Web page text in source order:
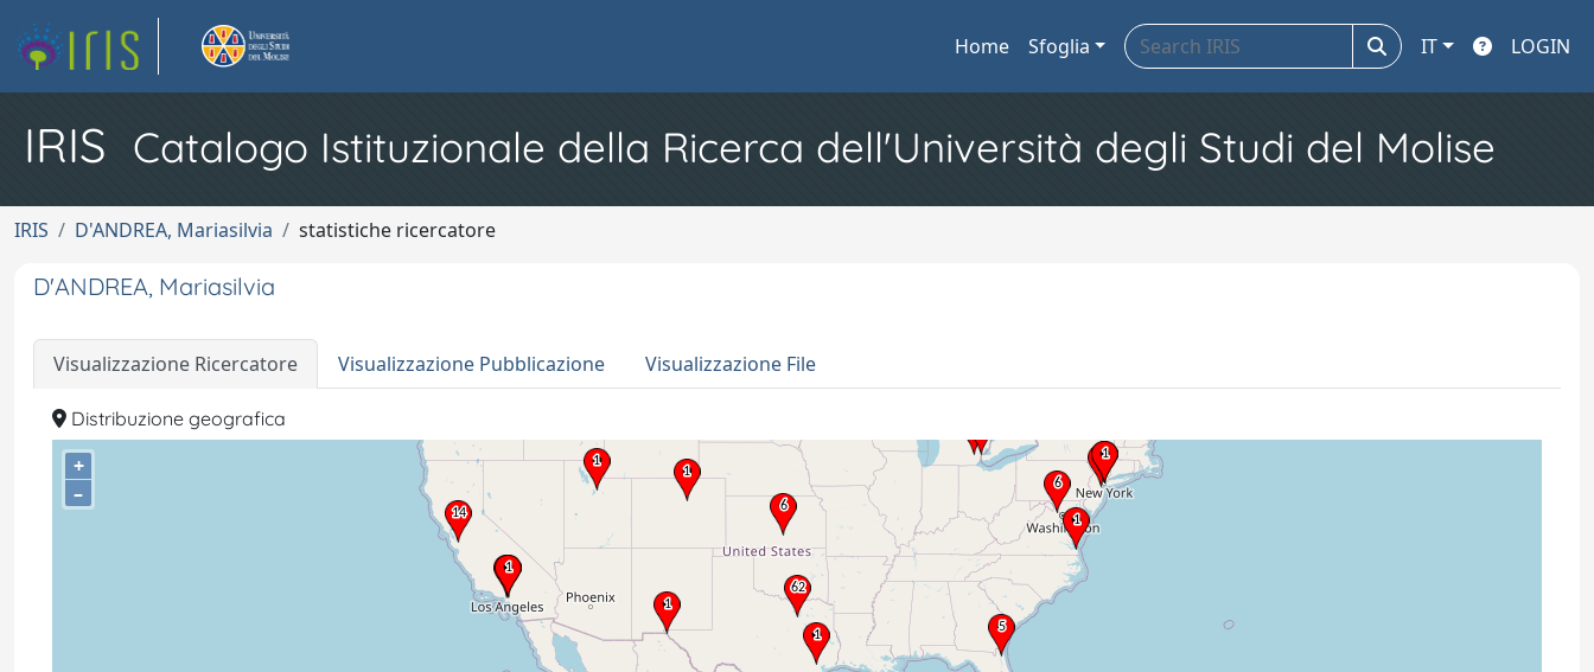
Home Sfoglia IT LOGIN
IRIS Catalogo Istituzionale della Ricerca dell'Università degli Studi del Molise
IRIS D'ANDREA, Mariasilvia statistiche ricercatore
D'ANDREA, Mariasilvia
Visualizzazione Ricercatore Visualizzazione Pubblicazione Visualizzazione File
Distribuzione geografica
+
–